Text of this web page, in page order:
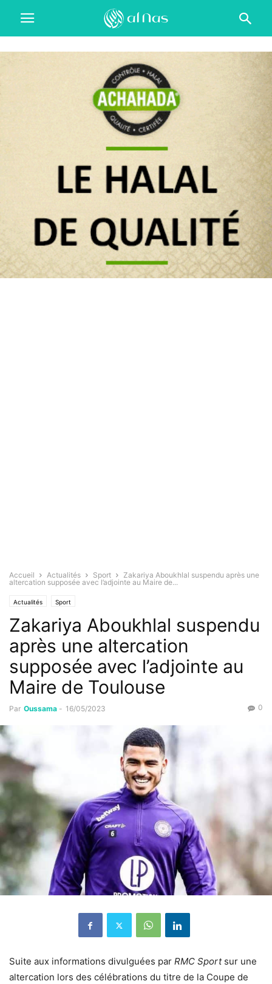
Accueil Actualités Sport
Zakariya Aboukhlal suspendu après une
altercation supposée avec l’adjointe au Maire de...
Actualités Sport
Zakariya Aboukhlal suspendu
après une altercation
supposée avec l’adjointe au
Maire de Toulouse
Par Oussama - 16/05/2023 0
Suite aux informations divulguées par RMC Sport sur une
altercation lors des célébrations du titre de la Coupe de